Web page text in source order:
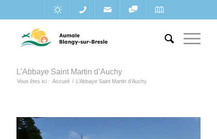
L’Abbaye Saint Martin d’Auchy
Vous êtes ici : Accueil / L’Abbaye Saint Martin d’Auchy